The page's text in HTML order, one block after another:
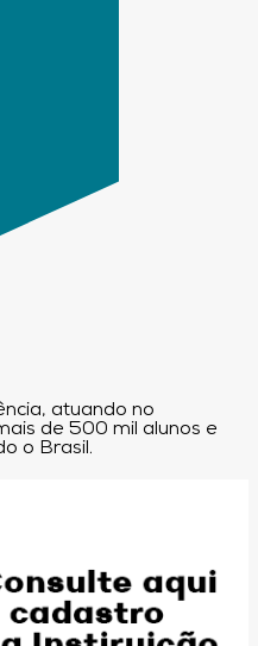
atuando no
de 500 mil alunos e
o Brasil.